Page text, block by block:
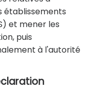
établissements
et mener les
puis
à l'autorité